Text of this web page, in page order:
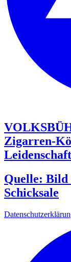
Zigarren-
Leidenschaft
Quelle: Bild
Schicksale